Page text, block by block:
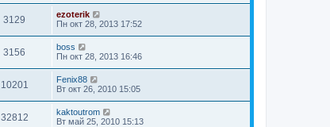
3129
ezoterik
Пн окт 28, 2013 17:52
3156
boss
Пн окт 28, 2013 16:46
10201
Fenix88
Вт окт 26, 2010 15:05
32812
kaktoutrom
Вт май 25, 2010 15:13